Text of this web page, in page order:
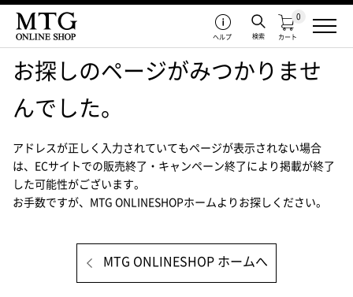
カート
0
検索
ヘルプ
お探しのページがみつかりませ
んでした。
アドレスが正しく入力されていてもページが表示されない場合
は、
ECサイトでの販売終了・キャンペーン終了により掲載が終了
した可能性がございます。
お手数ですが、MTG ONLINESHOPホームよりお探しください。
MTG ONLINESHOP ホームへ